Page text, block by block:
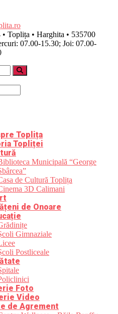
Toplița • Harghita • 535700
07.00-15.30; Joi: 07.00-
Toplița
Topliței
Municipală “George
de Cultură Toplița
3D Calimani
de Onoare
Gimnaziale
Postliceale
Foto
Video
de Agrement